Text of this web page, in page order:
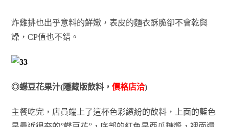
炸雞排也出乎意料的鮮嫩，表皮的麵衣酥脆卻不會乾與
燥，CP值也不錯。
◎蝶豆花果汁(隱藏版飲料， 價格店洽)
主餐吃完，店員端上了這杯色彩繽紛的飲料，上面的藍色